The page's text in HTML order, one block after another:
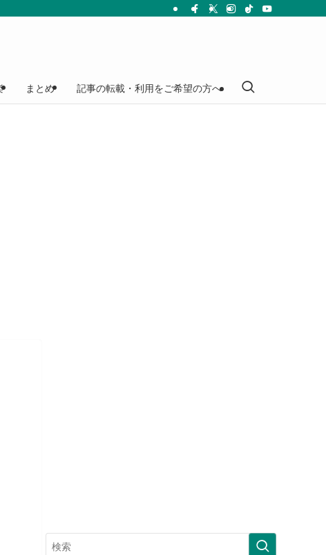
まとめ 記事の転載・利用をご希望の方へ